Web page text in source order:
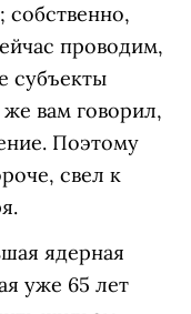
собственно,
проводим,
субъекты
вам говорил,
Поэтому
свел к
ядерная
уже 65 лет